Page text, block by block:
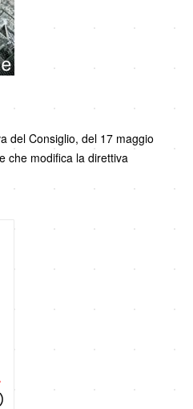
del Consiglio, del 17 maggio
che modifica la direttiva